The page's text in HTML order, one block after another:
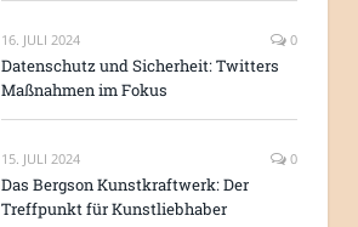
16. JULI 2024 0
Datenschutz und Sicherheit: Twitters
Maßnahmen im Fokus
15. JULI 2024 0
Das Bergson Kunstkraftwerk: Der
Treffpunkt für Kunstliebhaber